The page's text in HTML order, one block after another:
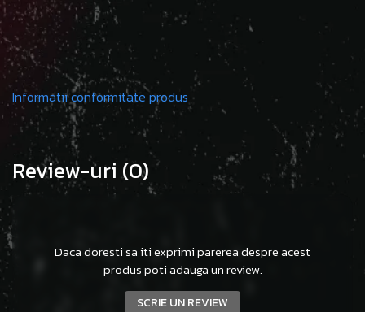
Informatii conformitate produs
Review-uri(0)
Daca doresti sa iti exprimi parerea despre acest
produs poti adauga un review.
SCRIE UN REVIEW